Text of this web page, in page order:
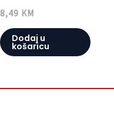
8,49 KM
Dodaj u
košaricu